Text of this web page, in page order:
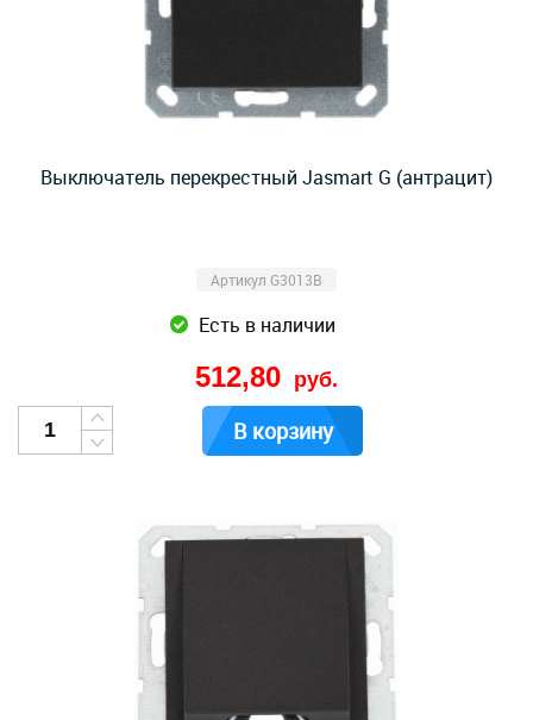
Выключатель перекрестный Jasmart G (антрацит)
Артикул G3013B
Есть в наличии
512,80 руб.
В корзину